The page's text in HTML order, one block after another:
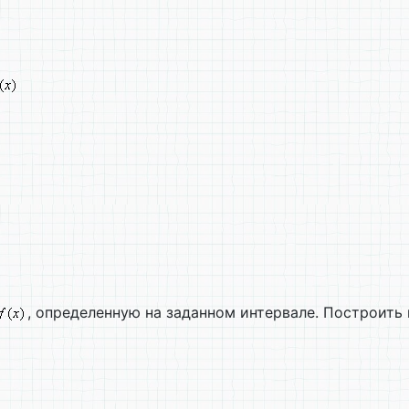
, определенную на заданном интервале.